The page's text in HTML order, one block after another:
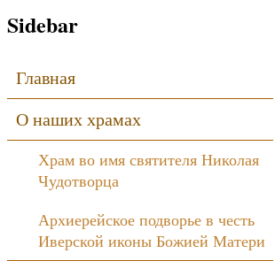
Sidebar
Главная
О наших храмах
Храм во имя святителя Николая
Чудотворца
Архиерейское подворье в честь
Иверской иконы Божией Матери